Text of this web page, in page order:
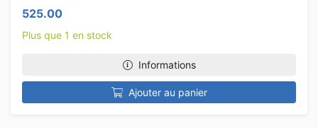
525.00
Plus que 1 en stock
Informations
Ajouter au panier